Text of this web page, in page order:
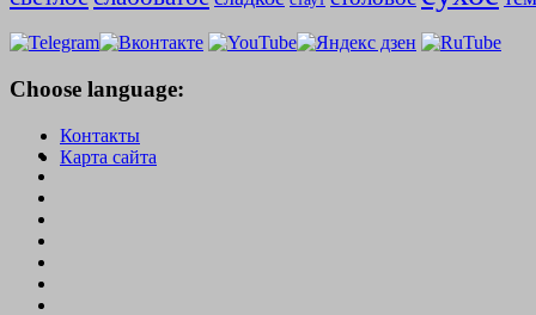
Choose language:
Контакты
Карта сайта